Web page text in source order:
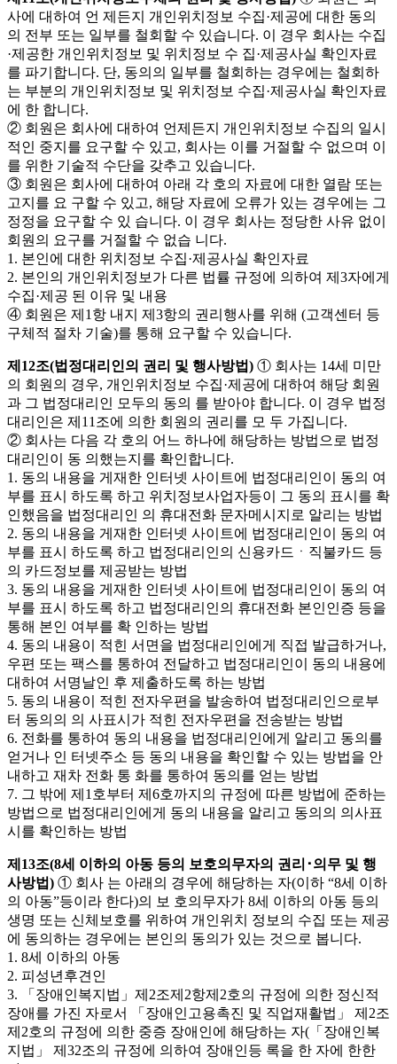
사에 대하여 언 제든지 개인위치정보 수집·제공에 대한 동의
의 전부 또는 일부를 철회할 수 있습니다. 이 경우 회사는 수집
·제공한 개인위치정보 및 위치정보 수 집·제공사실 확인자료
를 파기합니다. 단, 동의의 일부를 철회하는 경우에는 철회하
는 부분의 개인위치정보 및 위치정보 수집·제공사실 확인자료
에 한 합니다.
② 회원은 회사에 대하여 언제든지 개인위치정보 수집의 일시
적인 중지를 요구할 수 있고, 회사는 이를 거절할 수 없으며 이
를 위한 기술적 수단을 갖추고 있습니다.
③ 회원은 회사에 대하여 아래 각 호의 자료에 대한 열람 또는
고지를 요 구할 수 있고, 해당 자료에 오류가 있는 경우에는 그
정정을 요구할 수 있 습니다. 이 경우 회사는 정당한 사유 없이
회원의 요구를 거절할 수 없습 니다.
1. 본인에 대한 위치정보 수집·제공사실 확인자료
2. 본인의 개인위치정보가 다른 법률 규정에 의하여 제3자에게
수집·제공 된 이유 및 내용
④ 회원은 제1항 내지 제3항의 권리행사를 위해 (고객센터 등
구체적 절차 기술)를 통해 요구할 수 있습니다.
제12조(법정대리인의 권리 및 행사방법) ① 회사는 14세 미만
의 회원의 경우, 개인위치정보 수집·제공에 대하여 해당 회원
과 그 법정대리인 모두의 동의 를 받아야 합니다. 이 경우 법정
대리인은 제11조에 의한 회원의 권리를 모 두 가집니다.
② 회사는 다음 각 호의 어느 하나에 해당하는 방법으로 법정
대리인이 동 의했는지를 확인합니다.
1. 동의 내용을 게재한 인터넷 사이트에 법정대리인이 동의 여
부를 표시 하도록 하고 위치정보사업자등이 그 동의 표시를 확
인했음을 법정대리인 의 휴대전화 문자메시지로 알리는 방법
2. 동의 내용을 게재한 인터넷 사이트에 법정대리인이 동의 여
부를 표시 하도록 하고 법정대리인의 신용카드ㆍ직불카드 등
의 카드정보를 제공받는 방법
3. 동의 내용을 게재한 인터넷 사이트에 법정대리인이 동의 여
부를 표시 하도록 하고 법정대리인의 휴대전화 본인인증 등을
통해 본인 여부를 확 인하는 방법
4. 동의 내용이 적힌 서면을 법정대리인에게 직접 발급하거나,
우편 또는 팩스를 통하여 전달하고 법정대리인이 동의 내용에
대하여 서명날인 후 제출하도록 하는 방법
5. 동의 내용이 적힌 전자우편을 발송하여 법정대리인으로부
터 동의의 의 사표시가 적힌 전자우편을 전송받는 방법
6. 전화를 통하여 동의 내용을 법정대리인에게 알리고 동의를
얻거나 인 터넷주소 등 동의 내용을 확인할 수 있는 방법을 안
내하고 재차 전화 통 화를 통하여 동의를 얻는 방법
7. 그 밖에 제1호부터 제6호까지의 규정에 따른 방법에 준하는
방법으로 법정대리인에게 동의 내용을 알리고 동의의 의사표
시를 확인하는 방법
제13조(8세 이하의 아동 등의 보호의무자의 권리･의무 및 행
사방법) ① 회사 는 아래의 경우에 해당하는 자(이하 “8세 이하
의 아동”등이라 한다)의 보 호의무자가 8세 이하의 아동 등의
생명 또는 신체보호를 위하여 개인위치 정보의 수집 또는 제공
에 동의하는 경우에는 본인의 동의가 있는 것으로 봅니다.
1. 8세 이하의 아동
2. 피성년후견인
3. 「장애인복지법」제2조제2항제2호의 규정에 의한 정신적
장애를 가진 자로서 「장애인고용촉진 및 직업재활법」 제2조
제2호의 규정에 의한 중증 장애인에 해당하는 자(「장애인복
지법」 제32조의 규정에 의하여 장애인등 록을 한 자에 한한